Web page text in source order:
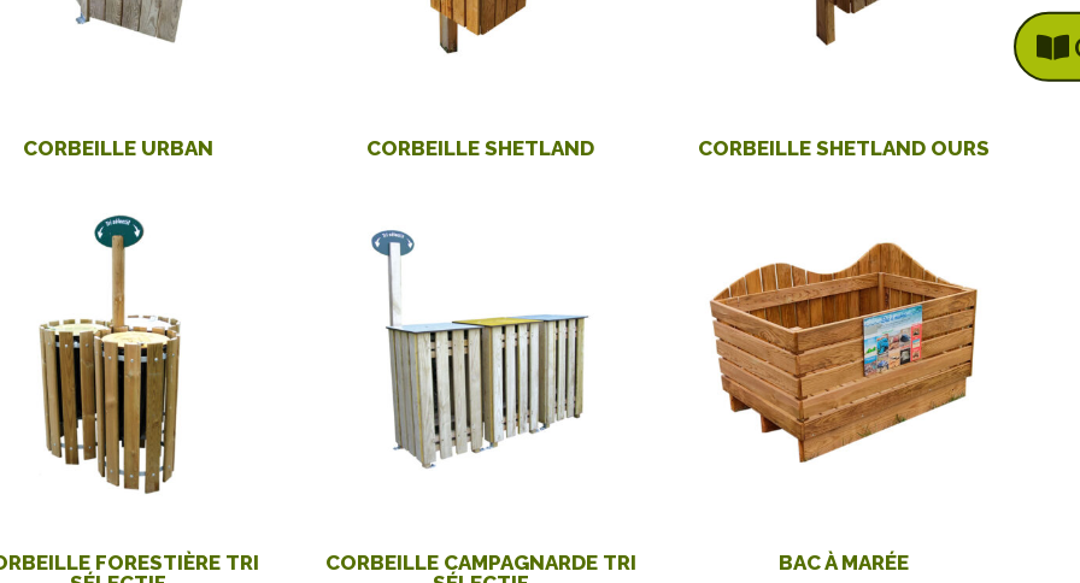
CORBEILLE URBAN CORBEILLE SHETLAND CORBEILLE SHETLAND OURS
FORESTIÈRE TRI
CORBEILLE CAMPAGNARDE TRI
BAC À MARÉE